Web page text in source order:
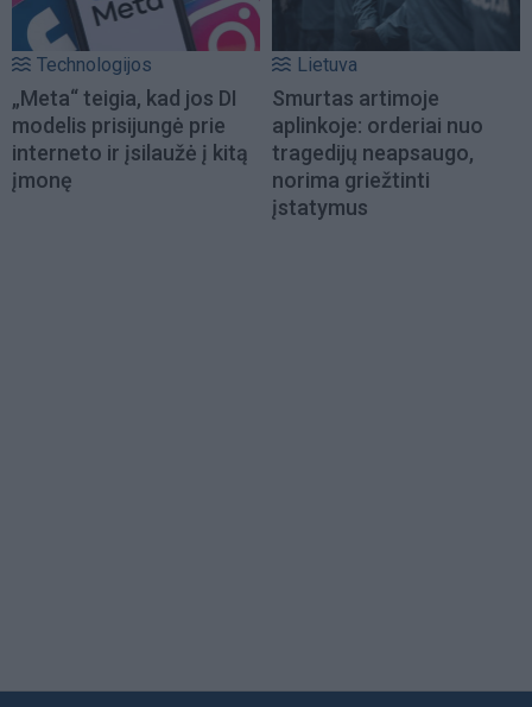
Technologijos
„Meta“ teigia, kad jos DI
modelis prisijungė prie
interneto ir įsilaužė į kitą
įmonę
Lietuva
Smurtas artimoje
aplinkoje: orderiai nuo
tragedijų neapsaugo,
norima griežtinti
įstatymus